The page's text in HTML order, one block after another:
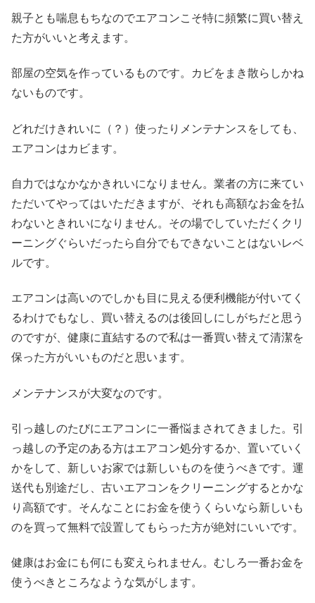
親子とも喘息もちなのでエアコンこそ特に頻繁に買い替え
た方がいいと考えます。
部屋の空気を作っているものです。カビをまき散らしかね
ないものです。
どれだけきれいに（？）使ったりメンテナンスをしても、
エアコンはカビます。
自力ではなかなかきれいになりません。業者の方に来てい
ただいてやってはいただきますが、それも高額なお金を払
わないときれいになりません。その場でしていただくクリ
ーニングぐらいだったら自分でもできないことはないレベ
ルです。
エアコンは高いのでしかも目に見える便利機能が付いてく
るわけでもなし、買い替えるのは後回しにしがちだと思う
のですが、健康に直結するので私は一番買い替えて清潔を
保った方がいいものだと思います。
メンテナンスが大変なのです。
引っ越しのたびにエアコンに一番悩まされてきました。引
っ越しの予定のある方はエアコン処分するか、置いていく
かをして、新しいお家では新しいものを使うべきです。運
送代も別途だし、古いエアコンをクリーニングするとかな
り高額です。そんなことにお金を使うくらいなら新しいも
のを買って無料で設置してもらった方が絶対にいいです。
健康はお金にも何にも変えられません。むしろ一番お金を
使うべきところなような気がします。